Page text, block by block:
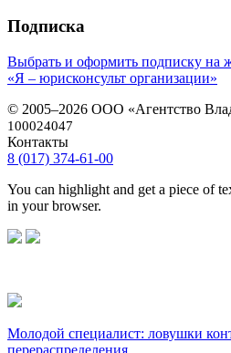
Подписка
Выбрать и оформить подписку на
«Я – юрисконсульт организации»
© 2005–2026 ООО «Агентство
100024047
Контакты
8 (017) 374-61-00
You can highlight and get a piece of
in your browser.
Молодой специалист: ловушки
перераспределения